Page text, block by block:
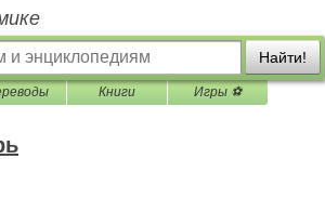
Найти!
Книги Игры ⚽